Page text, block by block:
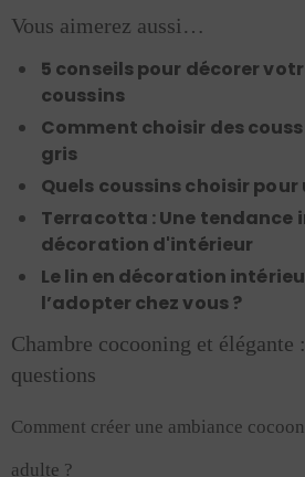
Vous aimerez aussi…
5 conseils pour décorer
coussins
Comment choisir des
gris
Quels coussins choisir
Terracotta : Une tendance
décoration d'intérieur
Le lin en décoration
l’adopter chez vous ?
Chambre cocooning et élégante
questions
Comment créer une ambiance
adulte ?